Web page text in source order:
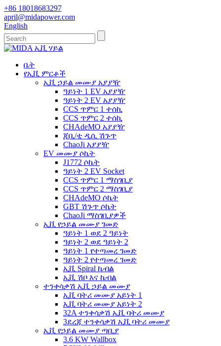
+86 18018683297
april@midapower.com
English
ቤት
የኢቪ ምርቶች
ኢቪ ኃይል መሙያ አያያዥ
ዓይነት 1 EV አያያዥ
ዓይነት 2 EV አያያዥ
CCS ጥምር 1 ተሰኪ
CCS ጥምር 2 ተሰኪ
CHAdeMO አያያዥ
ጂቢ/ቲ ዲሲ ሽጉጥ
ChaoJi አያያዥ
EV መሙያ ሶኬት
J1772 ሶኬት
ዓይነት 2 EV Socket
CCS ጥምር 1 ማስገቢያ
CCS ጥምር 2 ማስገቢያ
CHAdeMO ሶኬት
GBT ሽጉጥ ሶኬት
ChaoJi ማስገቢያዎች
ኢቪ የኃይል መሙያ ገመድ
ዓይነት 1 ወደ 2 ዓይነት
ዓይነት 2 ወደ ዓይነት 2
ዓይነት 1 የተጣመረ ገመድ
ዓይነት 2 የተጣመረ ገመድ
ኢቪ Spiral ኬብል
ኢቪ ሽቦ እና ኬብል
ተንቀሳቃሽ ኢቪ ኃይል መሙያ
ኢቪ ባትሪ መሙያ አይነት 1
ኢቪ ባትሪ መሙያ አይነት 2
32A ተንቀሳቃሽ ኢቪ ባትሪ መሙያ
3ደረጃ ተንቀሳቃሽ ኢቪ ባትሪ መሙያ
ኢቪ የኃይል መሙያ ጣቢያ
3.6 KW Wallbox